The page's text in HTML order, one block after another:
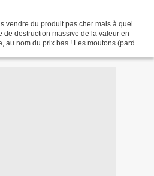
vendre du produit pas cher mais à quel
de destruction massive de la valeur en
au nom du prix bas ! Les moutons (pardon